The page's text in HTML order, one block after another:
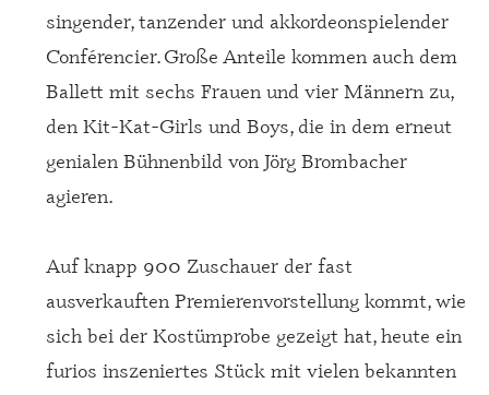
singender, tanzender und akkordeonspielender
Conférencier. Große Anteile kommen auch dem
Ballett mit sechs Frauen und vier Männern zu,
den Kit-Kat-Girls und Boys, die in dem erneut
genialen Bühnenbild von Jörg Brombacher
agieren.
Auf knapp 900 Zuschauer der fast
ausverkauften Premierenvorstellung kommt, wie
sich bei der Kostümprobe gezeigt hat, heute ein
furios inszeniertes Stück mit vielen bekannten